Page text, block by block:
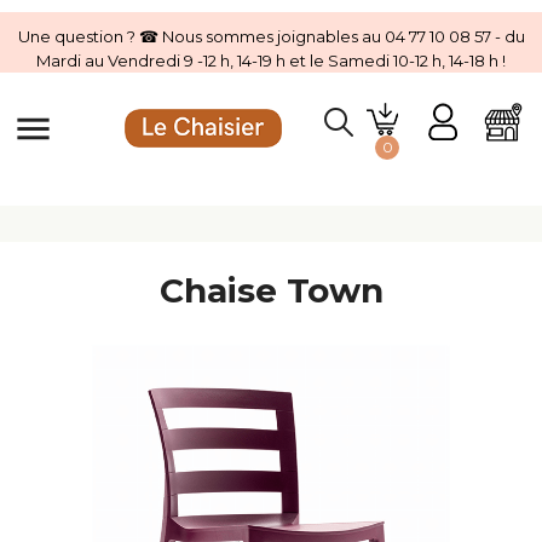
Une question ? ☎ Nous sommes joignables au 04 77 10 08 57 - du
Mardi au Vendredi 9 -12 h, 14-19 h et le Samedi 10-12 h, 14-18 h !
menu 0
Chaise Town